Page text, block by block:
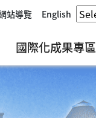
站導覽 English
國際化成果專區